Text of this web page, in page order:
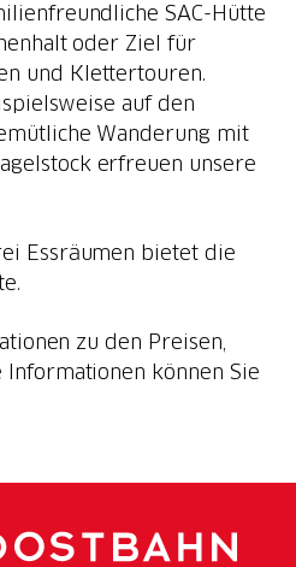
SAC-Hütte
oder Ziel für
und Klettertouren.
auf den
Wanderung mit
erfreuen unsere
Essräumen bietet die
zu den Preisen,
können Sie